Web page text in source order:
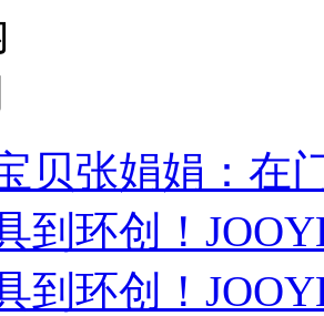
贝张娟娟：在
到环创！
到环创！